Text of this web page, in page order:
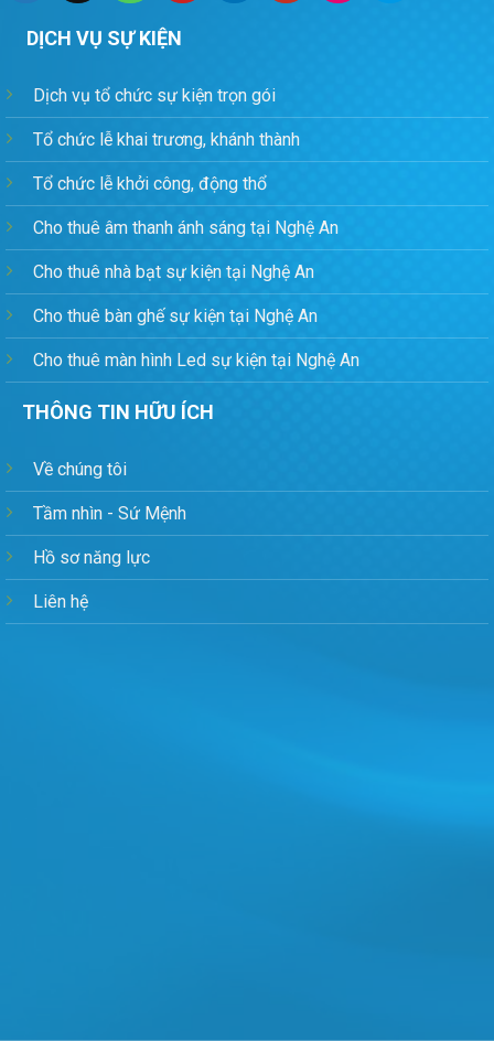
DỊCH VỤ SỰ KIỆN
Dịch vụ tổ chức sự kiện trọn gói
Tổ chức lễ khai trương, khánh thành
Tổ chức lễ khởi công, động thổ
Cho thuê âm thanh ánh sáng tại Nghệ An
Cho thuê nhà bạt sự kiện tại Nghệ An
Cho thuê bàn ghế sự kiện tại Nghệ An
Cho thuê màn hình Led sự kiện tại Nghệ An
THÔNG TIN HỮU ÍCH
Về chúng tôi
Tầm nhìn - Sứ Mệnh
Hồ sơ năng lực
Liên hệ